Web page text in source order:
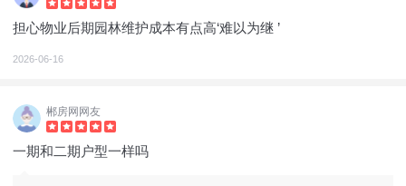
担心物业后期园林维护成本有点高‘难以为继 ’
2026-06-16
郴房网网友
一期和二期户型一样吗